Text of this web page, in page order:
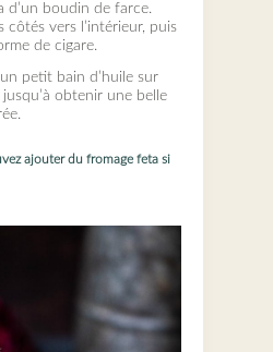
d’un boudin de farce.
côtés vers l’intérieur, puis
de cigare.
petit bain d’huile sur
obtenir une belle
ajouter du fromage feta si